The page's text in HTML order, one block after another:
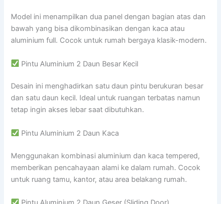
Model ini menampilkan dua panel dengan bagian atas dan
bawah yang bisa dikombinasikan dengan kaca atau
aluminium full. Cocok untuk rumah bergaya klasik-modern.
Pintu Aluminium 2 Daun Besar Kecil
Desain ini menghadirkan satu daun pintu berukuran besar
dan satu daun kecil. Ideal untuk ruangan terbatas namun
tetap ingin akses lebar saat dibutuhkan.
Pintu Aluminium 2 Daun Kaca
Menggunakan kombinasi aluminium dan kaca tempered,
memberikan pencahayaan alami ke dalam rumah. Cocok
untuk ruang tamu, kantor, atau area belakang rumah.